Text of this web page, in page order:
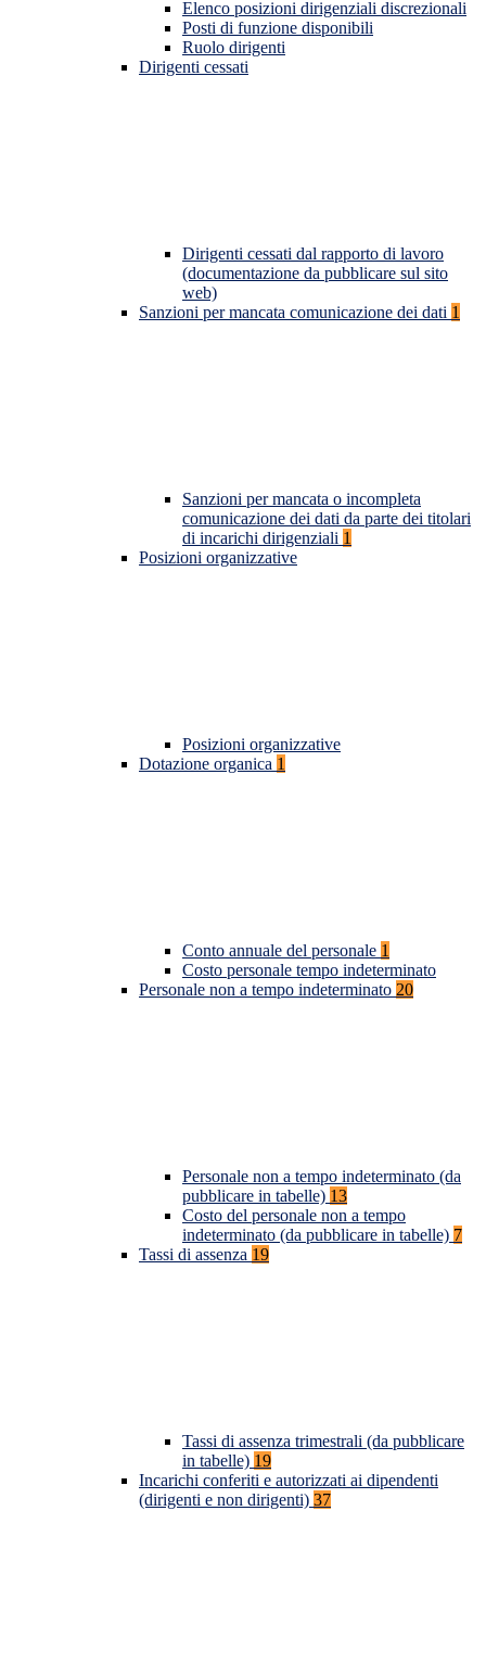
Elenco posizioni dirigenziali discrezionali
Posti di funzione disponibili
Ruolo dirigenti
Dirigenti cessati
Dirigenti cessati dal rapporto di lavoro
(documentazione da pubblicare sul sito
web)
Sanzioni per mancata comunicazione dei dati 1
Sanzioni per mancata o incompleta
comunicazione dei dati da parte dei titolari
di incarichi dirigenziali 1
Posizioni organizzative
Posizioni organizzative
Dotazione organica 1
Conto annuale del personale 1
Costo personale tempo indeterminato
Personale non a tempo indeterminato 20
Personale non a tempo indeterminato (da
pubblicare in tabelle) 13
Costo del personale non a tempo
indeterminato (da pubblicare in tabelle) 7
Tassi di assenza 19
Tassi di assenza trimestrali (da pubblicare
in tabelle) 19
Incarichi conferiti e autorizzati ai dipendenti
(dirigenti e non dirigenti) 37